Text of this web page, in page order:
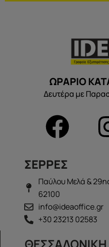
ΩΡΑΡΙΟ
Δευτέρα με
ΣΕΡΡΕΣ
Παύλου Μελά &
62100
info@ideaoffice.gr
+30 23213 02583